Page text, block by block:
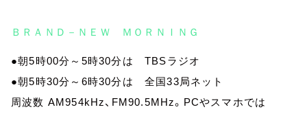
ＢＲＡＮＤ－ＮＥＷ ＭＯＲＮＩＮＧ
●朝5時00分～5時30分は TBSラジオ
●朝5時30分～6時30分は 全国33局ネット
周波数 AM954kHz、FM90.5MHz。PCやスマホでは